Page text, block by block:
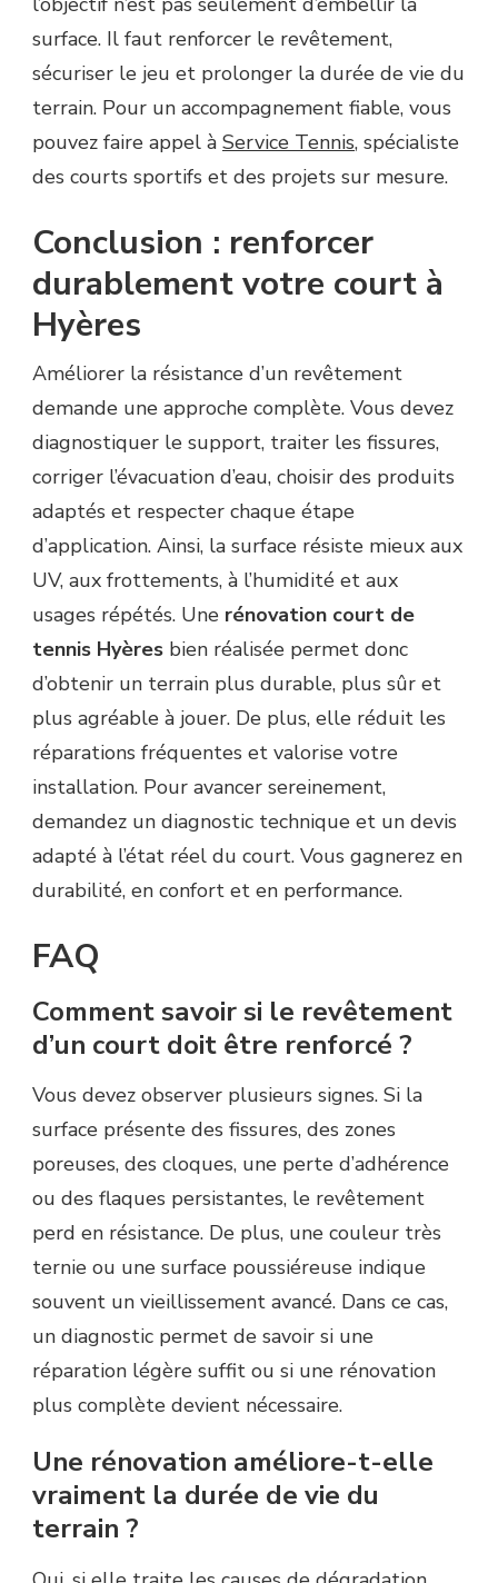
surface. Il faut renforcer le revêtement,
sécuriser le jeu et prolonger la durée de vie du
terrain. Pour un accompagnement fiable, vous
pouvez faire appel à Service Tennis, spécialiste
des courts sportifs et des projets sur mesure.
Conclusion : renforcer
durablement votre court à
Hyères
Améliorer la résistance d’un revêtement
demande une approche complète. Vous devez
diagnostiquer le support, traiter les fissures,
corriger l’évacuation d’eau, choisir des produits
adaptés et respecter chaque étape
d’application. Ainsi, la surface résiste mieux aux
UV, aux frottements, à l’humidité et aux
usages répétés. Une rénovation court de
tennis Hyères bien réalisée permet donc
d’obtenir un terrain plus durable, plus sûr et
plus agréable à jouer. De plus, elle réduit les
réparations fréquentes et valorise votre
installation. Pour avancer sereinement,
demandez un diagnostic technique et un devis
adapté à l’état réel du court. Vous gagnerez en
durabilité, en confort et en performance.
FAQ
Comment savoir si le revêtement
d’un court doit être renforcé ?
Vous devez observer plusieurs signes. Si la
surface présente des fissures, des zones
poreuses, des cloques, une perte d’adhérence
ou des flaques persistantes, le revêtement
perd en résistance. De plus, une couleur très
ternie ou une surface poussiéreuse indique
souvent un vieillissement avancé. Dans ce cas,
un diagnostic permet de savoir si une
réparation légère suffit ou si une rénovation
plus complète devient nécessaire.
Une rénovation améliore-t-elle
vraiment la durée de vie du
terrain ?